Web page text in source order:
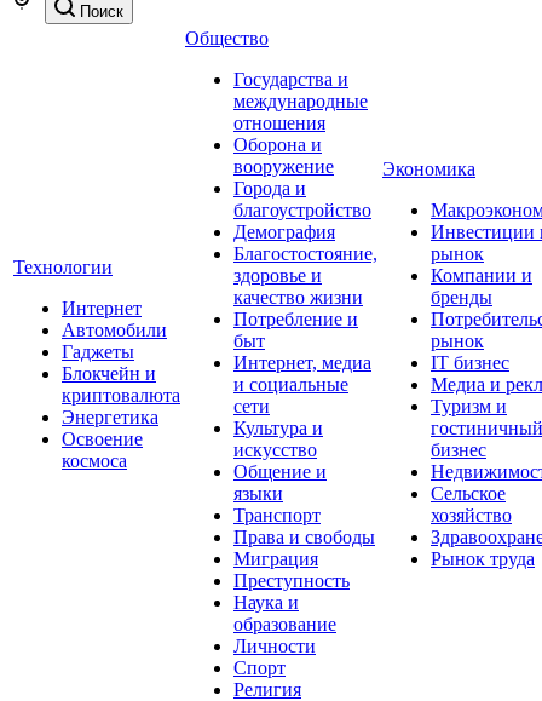
Поиск
Технологии
Интернет
Автомобили
Гаджеты
Блокчейн и
криптовалюта
Энергетика
Освоение
космоса
Общество
Государства и
международные
отношения
Оборона и
вооружение
Города и
благоустройство
Демография
Благостостояние,
здоровье и
качество жизни
Потребление и
быт
Интернет, медиа
и социальные
сети
Культура и
искусство
Общение и
языки
Транспорт
Права и свободы
Миграция
Преступность
Наука и
образование
Личности
Спорт
Религия
Экономика
Инвестиции
рынок
Компании и
бренды
рынок
IT бизнес
Медиа и
Туризм и
гостиничный
бизнес
Сельское
хозяйство
Рынок труда